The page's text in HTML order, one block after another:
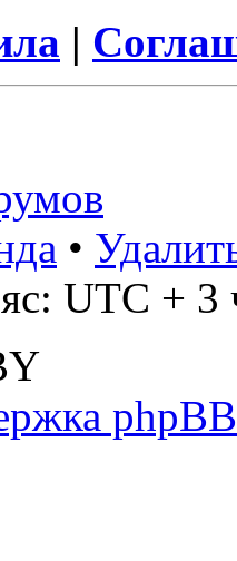
|
•
UTC + 3
phpBB